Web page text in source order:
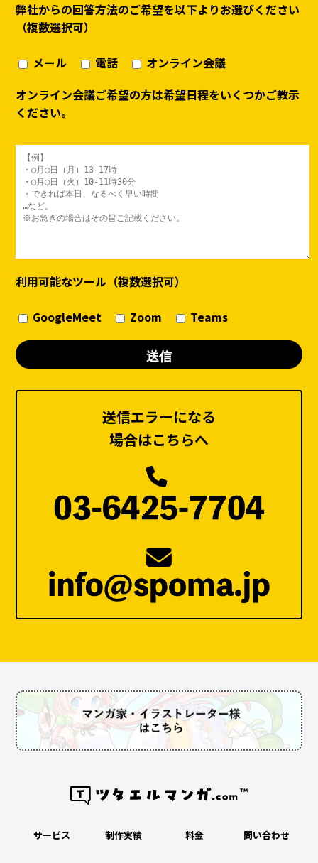
弊社からの回答方法のご希望を以下よりお選びください
（複数選択可）
メール 電話
オンライン会議
オンライン会議ご希望の方は希望日程をいくつかご教示
ください。
利用可能なツール（複数選択可）
GoogleMeet Zoom Teams
送信エラーになる
場合はこちらへ
サービス 制作実績 料金 問い合わせ